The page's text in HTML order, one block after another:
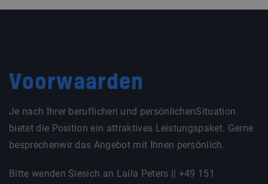
Voorwaarden
Je nach Ihrer beruflichen und persönlichenSituation
bietet die Position ein attraktives Leistungspaket. Gerne
besprechenwir das Angebot mit Ihnen persönlich.
Bitte wenden Siesich an Laila Peters || +49 151